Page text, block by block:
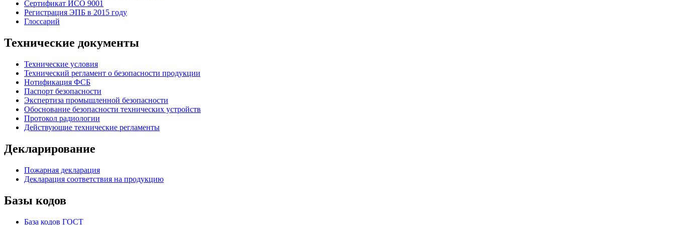
Сертификат ИСО 9001
Регистрация ЭПБ в 2015 году
Глоссарий
Технические документы
Технические условия
Технический регламент о безопасности продукции
Нотификация ФСБ
Паспорт безопасности
Экспертиза промышленной безопасности
Обоснование безопасности технических устройств
Протокол радиологии
Действующие технические регламенты
Декларирование
Пожарная декларация
Декларация соответствия на продукцию
Базы кодов
База кодов ГОСТ